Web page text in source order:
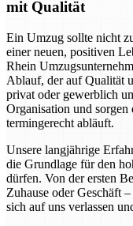
mit Qualität
Ein Umzug sollte nicht
einer neuen, positiven
Rhein
Ablauf, der auf Qualität
privat oder gewerblich
Organisation und sorgen
termingerecht abläuft.
Unsere langjährige
die Grundlage für den
dürfen. Von der ersten
Zuhause oder Geschäft
sich auf uns verlassen